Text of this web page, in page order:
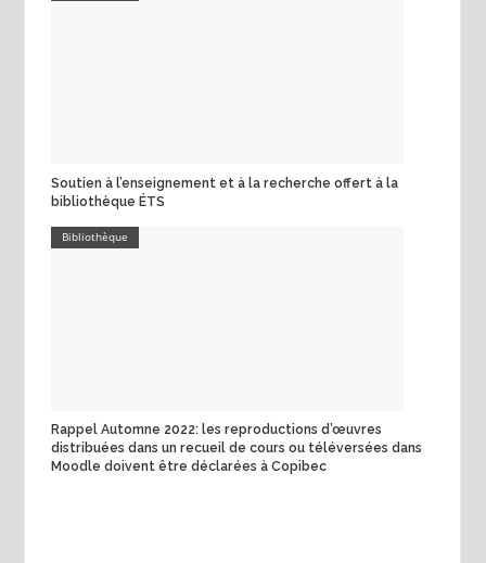
Soutien à l’enseignement et à la recherche offert à la
bibliothèque ÉTS
Bibliothèque
Rappel Automne 2022: les reproductions d’œuvres
distribuées dans un recueil de cours ou téléversées dans
Moodle doivent être déclarées à Copibec